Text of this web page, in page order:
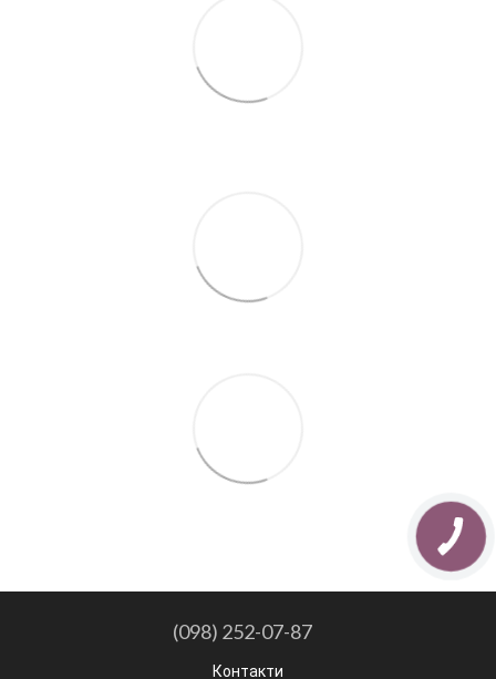
(098) 252-07-87
Контакти